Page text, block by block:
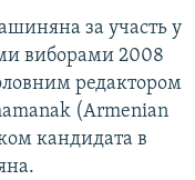
за участь у
виборами 2008
редактором
(Armenian
кандидата в